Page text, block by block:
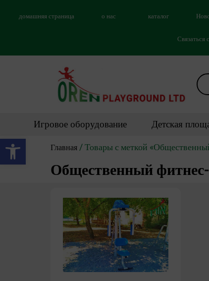
Открыть панель инструментов
домашняя страница о нас каталог
Связаться
Игровое оборудование Детская
Главная/ Товары с меткой
Общественный